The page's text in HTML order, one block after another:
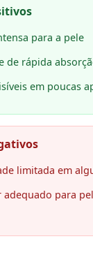
para a pele
de rápida
em poucas
limitada em
adequado para